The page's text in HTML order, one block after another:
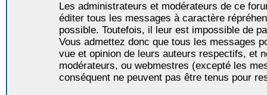
Les administrateurs et modérateurs de ce
éditer tous les messages à caractère
possible. Toutefois, il leur est impossible de
Vous admettez donc que tous les messages
vue et opinion de leurs auteurs respectifs, et
modérateurs, ou webmestres (excepté les
conséquent ne peuvent pas être tenus pour